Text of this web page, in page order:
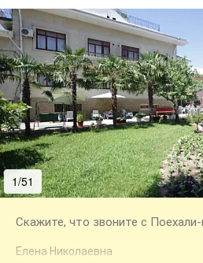
1/51
Скажите, что звоните с
Елена Николаевна